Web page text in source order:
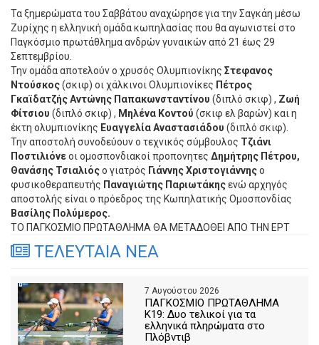
Τα ξημερώματα του Σαββάτου αναχώρησε για την Σαγκάη μέσω
Ζυρίχης η ελληνική ομάδα κωπηλασίας που θα αγωνιστεί στο
Παγκόσμιο πρωτάθλημα ανδρών γυναικών από 21 έως 29
Σεπτεμβρίου.
Την ομάδα αποτελούν ο χρυσός Ολυμπιονίκης Στεφανος
Ντούσκος(σκιφ) οι χάλκινοι Ολυμπιονίκες Πέτρος
Γκαϊδατζής Αντώνης Παπακωνσταντίνου (διπλό σκιφ) , Ζωή
Φίτσιου (διπλό σκιφ) , Μηλένα Κοντού (σκιφ ελ βαρών) και η
έκτη ολυμπιονίκης Ευαγγελία Αναστασιάδου (διπλό σκιφ).
Την αποστολή συνοδεύουν ο τεχνικός σύμβουλος Τζιάνι
Ποστιλιόνεοι ομοσπονδιακοί προπονητες Δημήτρης Πέτρου,
Θανάσης Τσιαλιόςο γιατρός Γιάννης Χριστογιάννηςο
φυσικοθεραπευτής Παναγιώτης Παριωτάκηςενώ αρχηγός
αποστολής είναι ο πρόεδρος της Κωπηλατικής Ομοσπονδίας
Βασίλης Πολύμερος.
ΤΟ ΠΑΓΚΟΣΜΙΟ ΠΡΩΤΑΘΛΗΜΑ ΘΑ ΜΕΤΑΔΟΘΕΙ ΑΠΟ ΤΗΝ ΕΡΤ
ΤΕΛΕΥΤΑΙΑ ΝΕΑ
7 Αυγούστου 2026
ΠΑΓΚΟΣΜΙΟ ΠΡΩΤΑΘΛΗΜΑ
Κ19: Δυο τελικοί για τα
ελληνικά πληρώματα στο
Πλόβντιβ